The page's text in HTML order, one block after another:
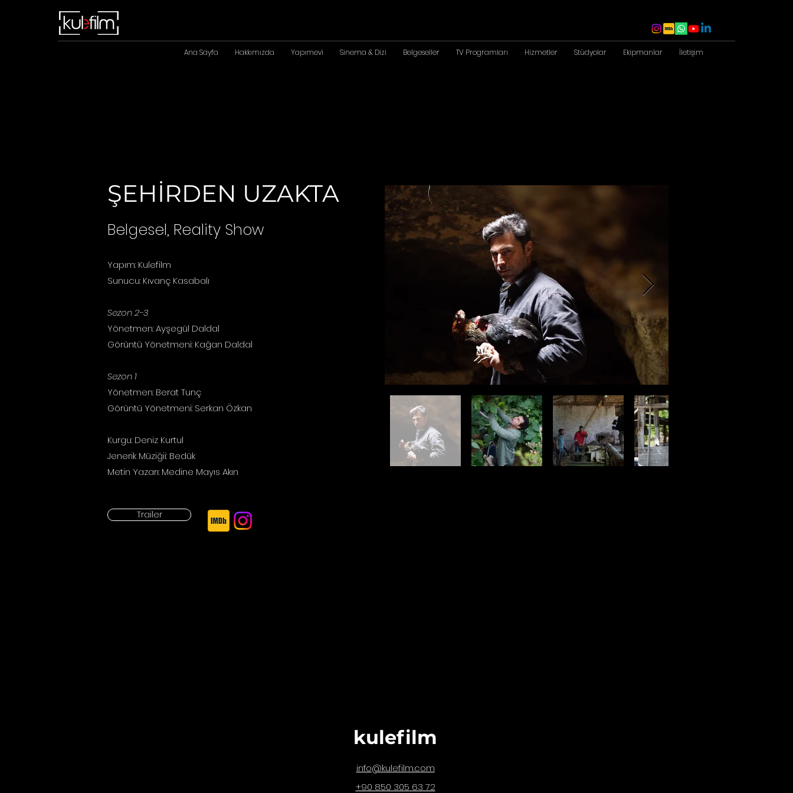
Ana Sayfa Hakkımızda Yapımevi Sinema & Dizi Belgeseller TV Programları Hizmetler Stüdyolar Ekipmanlar İletişim
ŞEHİRDEN UZAKTA
Belgesel, Reality Show
Yapım: Kulefilm
Sunucu: Kıvanç Kasabalı
Sezon 2-3
Yönetmen: Ayşegül Daldal
Görüntü Yönetmeni: Kağan Daldal
Sezon 1
Yönetmen: Berat Tunç
Görüntü Yönetmeni: Serkan Özkan
Kurgu: Deniz Kurtul
Jenerik Müziğii: Bedük
Metin Yazarı: Medine Mayıs Akın
Trailer
kulefilm
info@kulefilm.com
+90 850 305 63 72